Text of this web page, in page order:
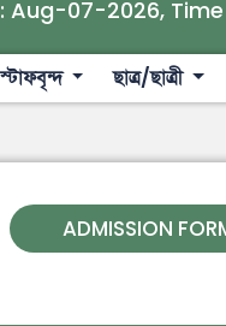
Aug-07-2026, Time
স্টাফবৃন্দ ছাত্র/ছাত্রী
ADMISSION